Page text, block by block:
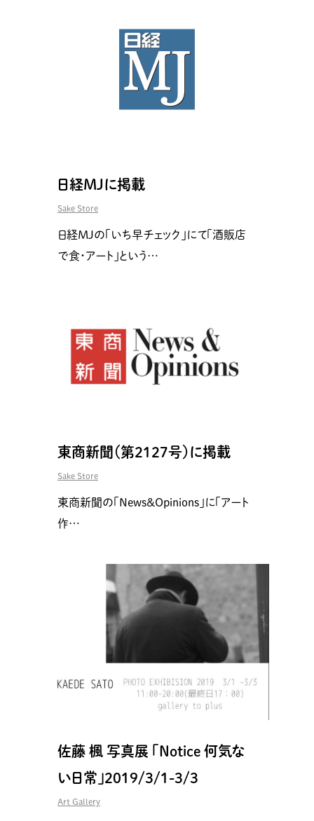
日経MJに掲載
Sake Store
日経MJの「いち早チェック」にて「酒販店
で食・アート」という…
東商新聞（第2127号）に掲載
Sake Store
東商新聞の「News&Opinions」に「アート
作…
佐藤 楓 写真展 「Notice 何気な
い日常」2019/3/1-3/3
Art Gallery